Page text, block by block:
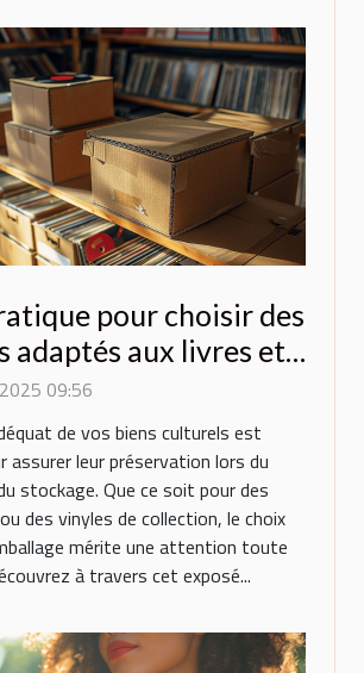
pour choisir des
adaptés aux livres et
vinyles
09:56
de vos biens culturels est
assurer leur préservation lors du
stockage. Que ce soit pour des
des vinyles de collection, le choix
mérite une attention toute
à travers cet exposé...